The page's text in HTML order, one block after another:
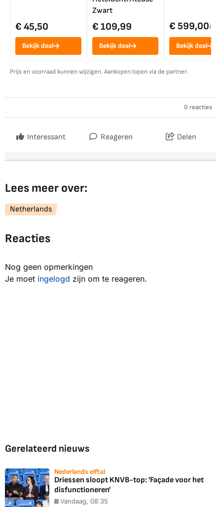
€ 45,50
Bekijk deal
Zwart
€ 109,99
Bekijk deal
€ 599,00€
Bekijk deal
Prijs en voorraad kunnen wijzigen. Aankopen lopen via de partner.
0 reacties
Interessant Reageren Delen
Lees meer over:
Netherlands
Reacties
Nog geen opmerkingen
Je moet ingelogd zijn om te reageren.
Gerelateerd nieuws
Nederlands elftal
Driessen sloopt KNVB-top: 'Façade voor het
disfunctioneren'
Vandaag, 08:35